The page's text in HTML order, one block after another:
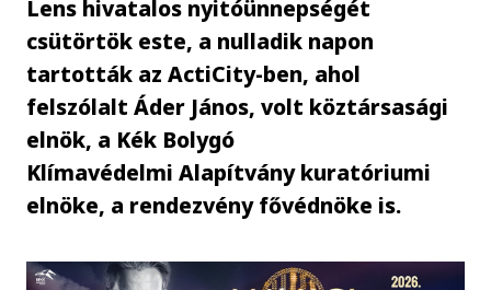
Lens hivatalos nyitóünnepségét
csütörtök este, a nulladik napon
tartották az ActiCity-ben, ahol
felszólalt Áder János, volt köztársasági
elnök, a Kék Bolygó
Klímavédelmi Alapítvány kuratóriumi
elnöke, a rendezvény fővédnöke is.